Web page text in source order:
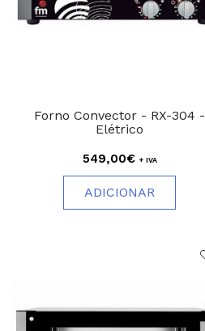
Forno Convector - RX-304 -
Elétrico
549,00€ + IVA
ADICIONAR